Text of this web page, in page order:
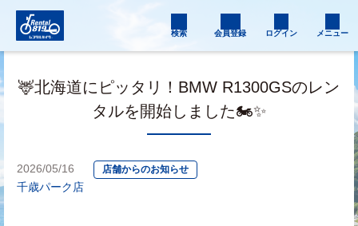
検索 会員登録 ログイン メニュー
🦌北海道にピッタリ！BMW R1300GSのレン
タルを開始しました🏍️✨
2026/05/16 店舗からのお知らせ
千歳パーク店